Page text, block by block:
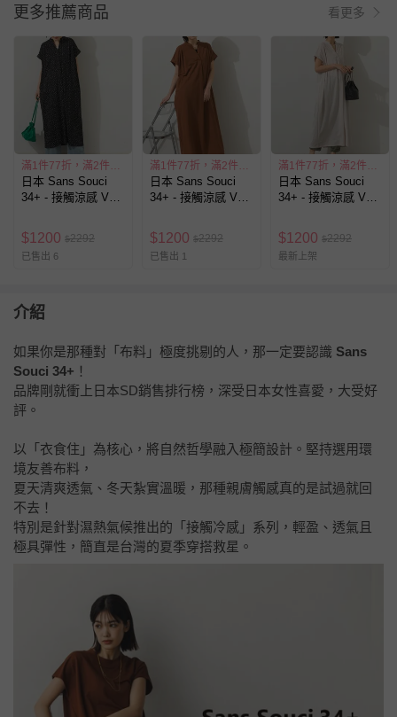
更多推薦商品 看更多
滿1件77折，滿2件55折
日本 Sans Souci
34+ - 接觸涼感 V領
黑x圓點
$1200 $2292
已售出 6
滿1件77折，滿2件55折
日本 Sans Souci
34+ - 接觸涼感 V領
咖啡
$1200 $2292
已售出 1
滿1件77折，滿2件55折
日本 Sans Souci
34+ - 接觸涼感 V領
奶油杏
$1200 $2292
最新上架
介紹
如果你是那種對「布料」極度挑剔的人，那一定要認識 Sans
Souci 34+ ！
品牌剛就衝上日本SD銷售排行榜，深受日本女性喜愛，大受好
評。
以「衣食住」為核心，將自然哲學融入極簡設計。堅持選用環
境友善布料，
夏天清爽透氣、冬天紮實溫暖，那種親膚觸感真的是試過就回
不去！
特別是針對濕熱氣候推出的「接觸冷感」系列，輕盈、透氣且
極具彈性，簡直是台灣的夏季穿搭救星。